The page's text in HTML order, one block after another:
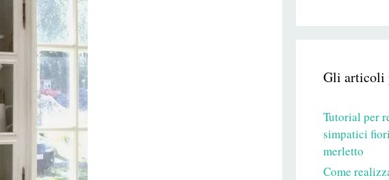
Gli articoli
Tutorial per
simpatici
merletto
Come